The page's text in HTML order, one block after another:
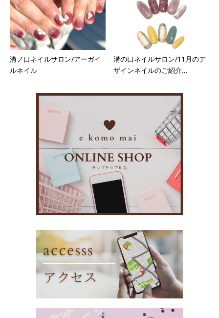
溝ノ口ネイルサロン/アーガイ
ルネイル
溝の口ネイルサロン/11月のデ
ザインネイルのご紹介...